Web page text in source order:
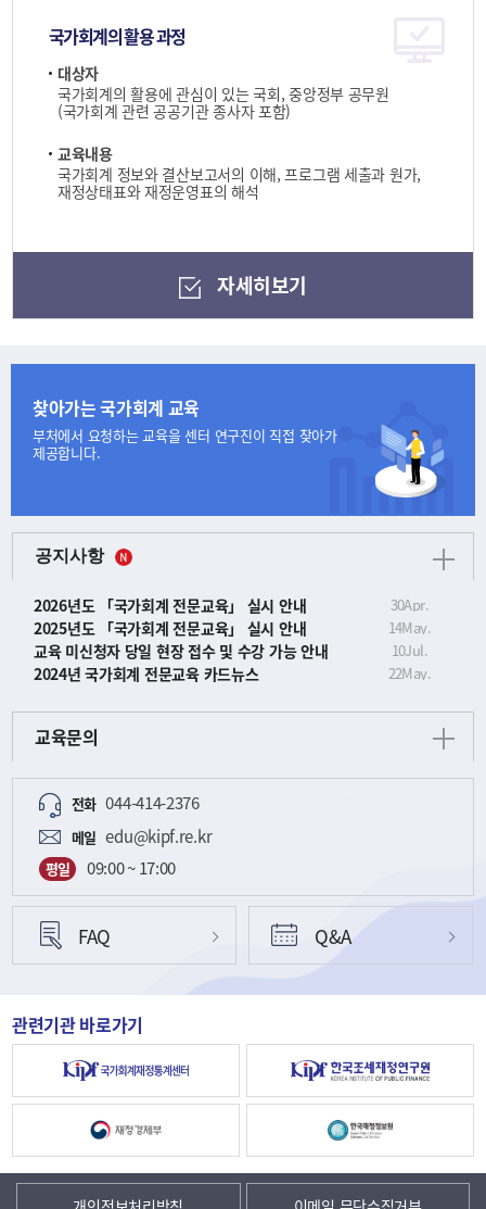
국가회계의 활용 과정
대상자
국가회계의 활용에 관심이 있는 국회, 중앙정부 공무원
(국가회계 관련 공공기관 종사자 포함)
교육내용
국가회계 정보와 결산보고서의 이해, 프로그램 세출과 원가,
재정상태표와 재정운영표의 해석
자세히보기
공지사항
2026년도 「국가회계 전문교육」 실시 안내 30Apr.
2025년도 「국가회계 전문교육」 실시 안내 14May.
교육 미신청자 당일 현장 접수 및 수강 가능 안내 10Jul.
2024년 국가회계 전문교육 카드뉴스 22May.
교육문의
전화 044-414-2376
메일 edu@kipf.re.kr
평일 09:00 ~ 17:00
FAQ Q&A
찾아가는 국가회계 교육
부처에서 요청하는 교육을 센터 연구진이 직접 찾아가
제공합니다.
관련기관 바로가기